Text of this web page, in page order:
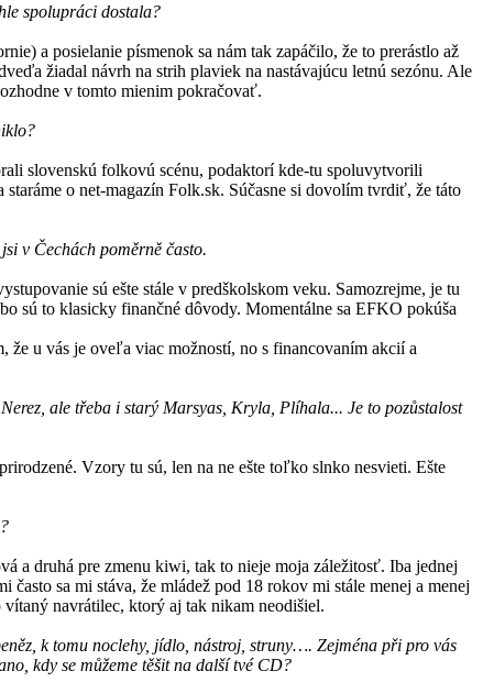
spolupráci dostala?
a posielanie písmenok sa nám tak zapáčilo, že to prerástlo až
žiadal návrh na strih plaviek na nastávajúcu letnú sezónu. Ale
v tomto mienim pokračovať.
slovenskú folkovú scénu, podaktorí kde-tu spoluvytvorili
o net-magazín Folk.sk. Súčasne si dovolím tvrdiť, že táto
v Čechách poměrně často.
sú ešte stále v predškolskom veku. Samozrejme, je tu
sú to klasicky finančné dôvody. Momentálne sa EFKO pokúša
že u vás je oveľa viac možností, no s financovaním akcií a
ale třeba i starý Marsyas, Kryla, Plíhala... Je to pozůstalost
Vzory tu sú, len na ne ešte toľko slnko nesvieti. Ešte
a druhá pre zmenu kiwi, tak to nieje moja záležitosť. Iba jednej
sa mi stáva, že mládež pod 18 rokov mi stále menej a menej
navrátilec, ktorý aj tak nikam neodišiel.
k tomu noclehy, jídlo, nástroj, struny…. Zejména při pro vás
kdy se můžeme těšit na další tvé CD?